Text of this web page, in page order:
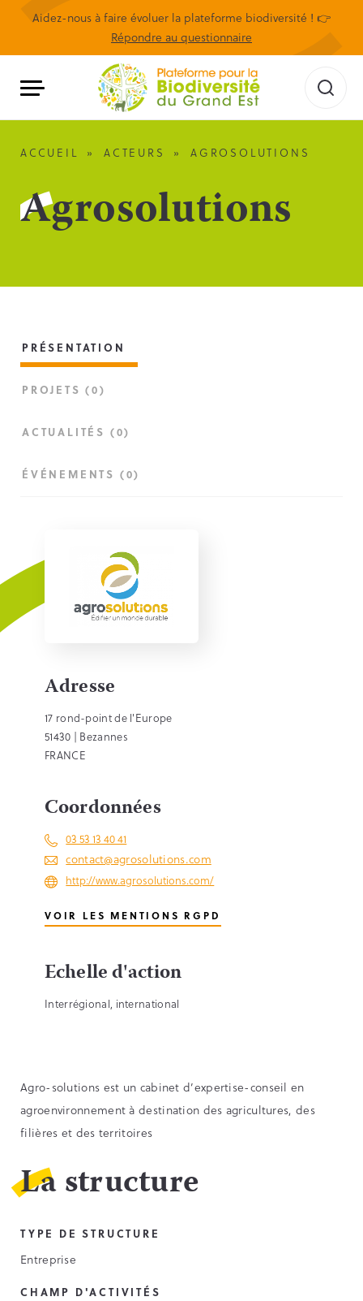
Aidez-nous à faire évoluer la plateforme biodiversité ! 👉
Répondre au questionnaire
ACCUEIL » ACTEURS » AGROSOLUTIONS
Agrosolutions
PRÉSENTATION
PROJETS (0)
ACTUALITÉS (0)
ÉVÉNEMENTS (0)
Agro-solutions est un cabinet d’expertise-conseil en
agroenvironnement à destination des agricultures, des
filières et des territoires
La structure
TYPE DE STRUCTURE
Entreprise
CHAMP D'ACTIVITÉS
Adresse
17 rond-point de l'Europe
51430 | Bezannes
FRANCE
Coordonnées
03 53 13 40 41
contact@agrosolutions.com
http://www.agrosolutions.com/
VOIR LES MENTIONS RGPD
Echelle d'action
Interrégional, international